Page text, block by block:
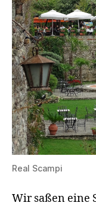
Real Scampi
Wir saßen eine